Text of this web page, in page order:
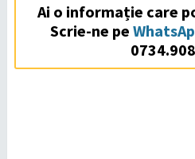
Ai o informație care
Scrie-ne pe